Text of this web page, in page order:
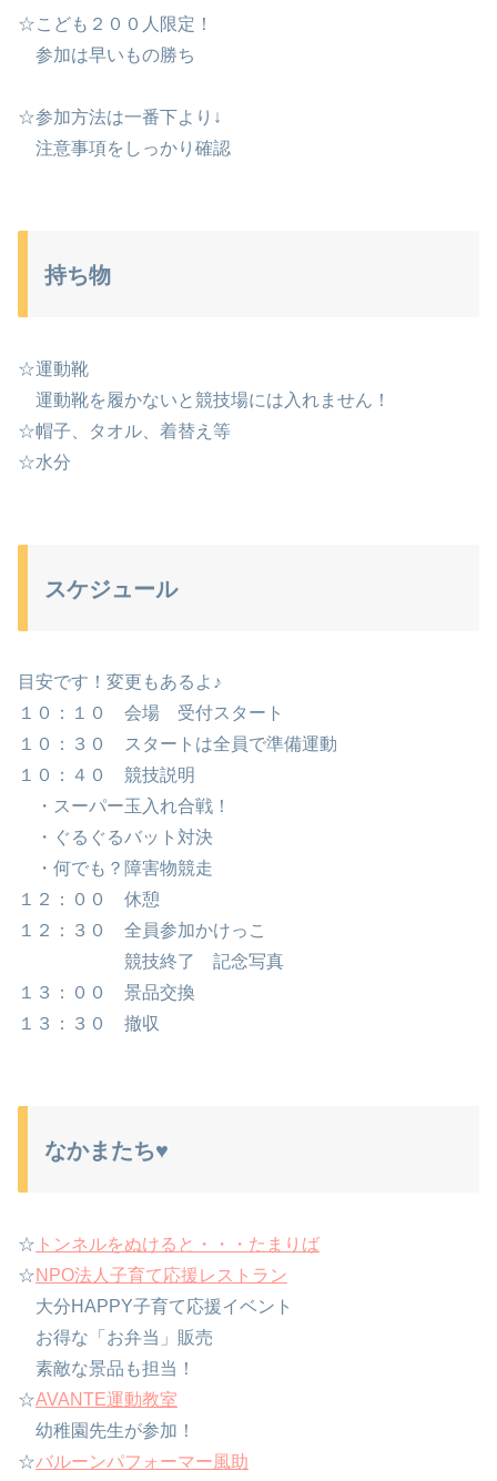
☆こども２００人限定！
参加は早いもの勝ち
☆参加方法は一番下より↓
注意事項をしっかり確認
持ち物
☆運動靴
運動靴を履かないと競技場には入れません！
☆帽子、タオル、着替え等
☆水分
スケジュール
目安です！変更もあるよ♪
１０：１０ 会場 受付スタート
１０：３０ スタートは全員で準備運動
１０：４０ 競技説明
・スーパー玉入れ合戦！
・ぐるぐるバット対決
・何でも？障害物競走
１２：００ 休憩
１２：３０ 全員参加かけっこ
競技終了 記念写真
１３：００ 景品交換
１３：３０ 撤収
なかまたち♥
☆ トンネルをぬけると・・・たまりば
☆NPO法人子育て応援レストラン
大分HAPPY子育て応援イベント
お得な「お弁当」販売
素敵な景品も担当！
☆AVANTE運動教室
幼稚園先生が参加！
☆バルーンパフォーマー風助